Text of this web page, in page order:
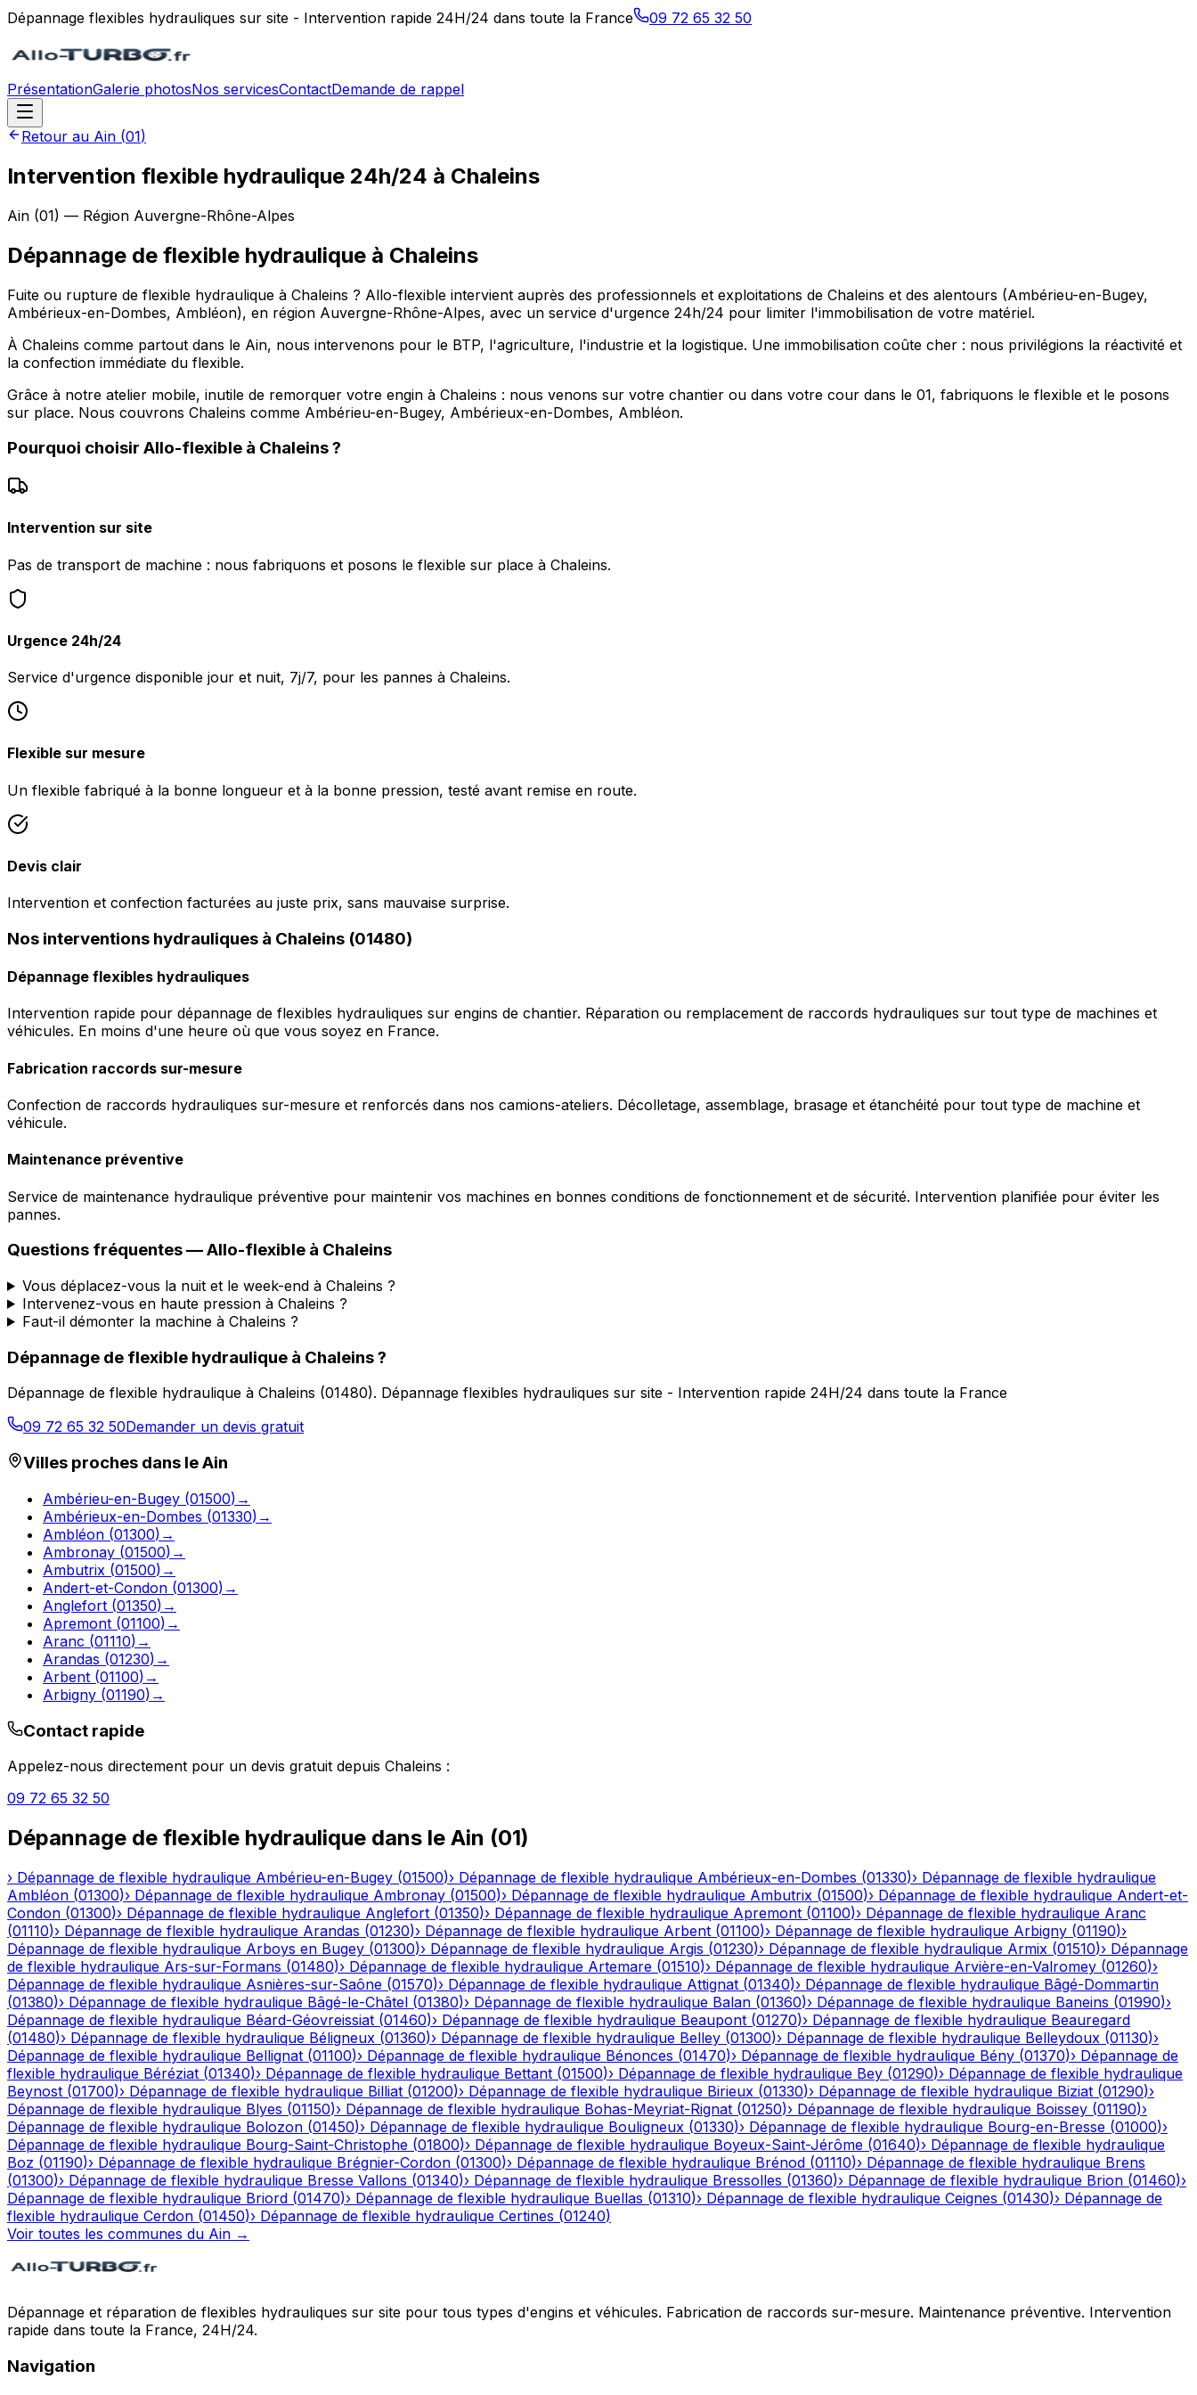
Dépannage flexibles hydrauliques sur site - Intervention rapide 24H/24 dans toute la France 09 72 65 32 50
PrésentationGalerie photosNos servicesContactDemande de rappel
Retour au Ain (01)
Intervention flexible hydraulique 24h/24 à Chaleins
Ain (01) — Région Auvergne-Rhône-Alpes
Dépannage de flexible hydraulique à Chaleins
Fuite ou rupture de flexible hydraulique à Chaleins ? Allo-flexible intervient auprès des professionnels et exploitations de Chaleins et des alentours (Ambérieu-en-Bugey,
Ambérieux-en-Dombes, Ambléon), en région Auvergne-Rhône-Alpes, avec un service d'urgence 24h/24 pour limiter l'immobilisation de votre matériel.
À Chaleins comme partout dans le Ain, nous intervenons pour le BTP, l'agriculture, l'industrie et la logistique. Une immobilisation coûte cher : nous privilégions la réactivité et
la confection immédiate du flexible.
Grâce à notre atelier mobile, inutile de remorquer votre engin à Chaleins : nous venons sur votre chantier ou dans votre cour dans le 01, fabriquons le flexible et le posons
sur place. Nous couvrons Chaleins comme Ambérieu-en-Bugey, Ambérieux-en-Dombes, Ambléon.
Pourquoi choisir Allo-flexible à Chaleins?
Intervention sur site
Pas de transport de machine : nous fabriquons et posons le flexible sur place à Chaleins.
Urgence 24h/24
Service d'urgence disponible jour et nuit, 7j/7, pour les pannes à Chaleins.
Flexible sur mesure
Un flexible fabriqué à la bonne longueur et à la bonne pression, testé avant remise en route.
Devis clair
Intervention et confection facturées au juste prix, sans mauvaise surprise.
Nos interventions hydrauliques à Chaleins (01480)
Dépannage flexibles hydrauliques
Intervention rapide pour dépannage de flexibles hydrauliques sur engins de chantier. Réparation ou remplacement de raccords hydrauliques sur tout type de machines et
véhicules. En moins d'une heure où que vous soyez en France.
Fabrication raccords sur-mesure
Confection de raccords hydrauliques sur-mesure et renforcés dans nos camions-ateliers. Décolletage, assemblage, brasage et étanchéité pour tout type de machine et
véhicule.
Maintenance préventive
Service de maintenance hydraulique préventive pour maintenir vos machines en bonnes conditions de fonctionnement et de sécurité. Intervention planifiée pour éviter les
pannes.
Questions fréquentes —Allo-flexible à Chaleins
Vous déplacez-vous la nuit et le week-end à Chaleins ?
Intervenez-vous en haute pression à Chaleins ?
Faut-il démonter la machine à Chaleins ?
Dépannage de flexible hydraulique à Chaleins?
Dépannage de flexible hydraulique à Chaleins (01480). Dépannage flexibles hydrauliques sur site - Intervention rapide 24H/24 dans toute la France
09 72 65 32 50Demander un devis gratuit
Villes proches dans leAin
Ambérieu-en-Bugey (01500) →
Ambérieux-en-Dombes (01330) →
Ambléon (01300) →
Ambronay (01500) →
Ambutrix (01500) →
Andert-et-Condon (01300) →
Anglefort (01350) →
Apremont (01100) →
Aranc (01110) →
Arandas (01230) →
Arbent (01100) →
Arbigny (01190) →
Contact rapide
Appelez-nous directement pour un devis gratuit depuis Chaleins :
09 72 65 32 50
Dépannage de flexible hydraulique dans le Ain (01)
› Dépannage de flexible hydraulique Ambérieu-en-Bugey (01500)› Dépannage de flexible hydraulique Ambérieux-en-Dombes (01330)› Dépannage de flexible hydraulique
Ambléon (01300)› Dépannage de flexible hydraulique Ambronay (01500)› Dépannage de flexible hydraulique Ambutrix (01500)› Dépannage de flexible hydraulique Andert-et-
Condon (01300)› Dépannage de flexible hydraulique Anglefort (01350)› Dépannage de flexible hydraulique Apremont (01100)› Dépannage de flexible hydraulique Aranc
(01110)› Dépannage de flexible hydraulique Arandas (01230)› Dépannage de flexible hydraulique Arbent (01100)› Dépannage de flexible hydraulique Arbigny (01190)›
Dépannage de flexible hydraulique Arboys en Bugey (01300)› Dépannage de flexible hydraulique Argis (01230)› Dépannage de flexible hydraulique Armix (01510)› Dépannage
de flexible hydraulique Ars-sur-Formans (01480)› Dépannage de flexible hydraulique Artemare (01510)› Dépannage de flexible hydraulique Arvière-en-Valromey (01260)›
Dépannage de flexible hydraulique Asnières-sur-Saône (01570)› Dépannage de flexible hydraulique Attignat (01340)› Dépannage de flexible hydraulique Bâgé-Dommartin
(01380)› Dépannage de flexible hydraulique Bâgé-le-Châtel (01380)› Dépannage de flexible hydraulique Balan (01360)› Dépannage de flexible hydraulique Baneins (01990)›
Dépannage de flexible hydraulique Béard-Géovreissiat (01460)› Dépannage de flexible hydraulique Beaupont (01270)› Dépannage de flexible hydraulique Beauregard
(01480)› Dépannage de flexible hydraulique Béligneux (01360)› Dépannage de flexible hydraulique Belley (01300)› Dépannage de flexible hydraulique Belleydoux (01130)›
Dépannage de flexible hydraulique Bellignat (01100)› Dépannage de flexible hydraulique Bénonces (01470)› Dépannage de flexible hydraulique Bény (01370)› Dépannage de
flexible hydraulique Béréziat (01340)› Dépannage de flexible hydraulique Bettant (01500)› Dépannage de flexible hydraulique Bey (01290)› Dépannage de flexible hydraulique
Beynost (01700)› Dépannage de flexible hydraulique Billiat (01200)› Dépannage de flexible hydraulique Birieux (01330)› Dépannage de flexible hydraulique Biziat (01290)›
Dépannage de flexible hydraulique Blyes (01150)› Dépannage de flexible hydraulique Bohas-Meyriat-Rignat (01250)› Dépannage de flexible hydraulique Boissey (01190)›
Dépannage de flexible hydraulique Bolozon (01450)› Dépannage de flexible hydraulique Bouligneux (01330)› Dépannage de flexible hydraulique Bourg-en-Bresse (01000)›
Dépannage de flexible hydraulique Bourg-Saint-Christophe (01800)› Dépannage de flexible hydraulique Boyeux-Saint-Jérôme (01640)› Dépannage de flexible hydraulique
Boz (01190)› Dépannage de flexible hydraulique Brégnier-Cordon (01300)› Dépannage de flexible hydraulique Brénod (01110)› Dépannage de flexible hydraulique Brens
(01300)› Dépannage de flexible hydraulique Bresse Vallons (01340)› Dépannage de flexible hydraulique Bressolles (01360)› Dépannage de flexible hydraulique Brion (01460)›
Dépannage de flexible hydraulique Briord (01470)› Dépannage de flexible hydraulique Buellas (01310)› Dépannage de flexible hydraulique Ceignes (01430)› Dépannage de
flexible hydraulique Cerdon (01450)› Dépannage de flexible hydraulique Certines (01240)
Voir toutes les communes du Ain →
Dépannage et réparation de flexibles hydrauliques sur site pour tous types d'engins et véhicules. Fabrication de raccords sur-mesure. Maintenance préventive. Intervention
rapide dans toute la France, 24H/24.
Navigation